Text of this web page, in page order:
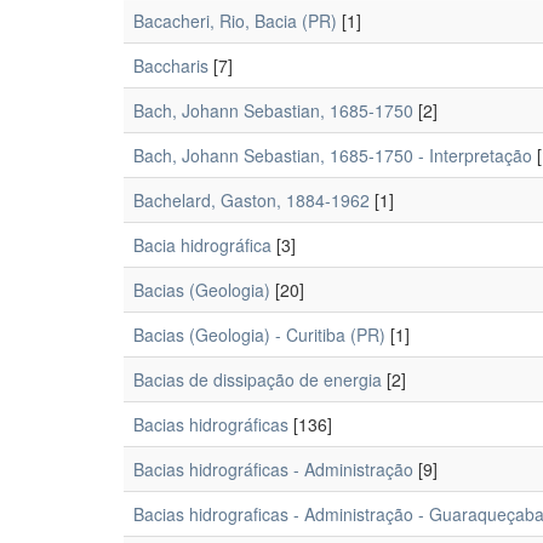
Bacacheri, Rio, Bacia (PR) [1]
Baccharis [7]
Bach, Johann Sebastian, 1685-1750 [2]
Bach, Johann Sebastian, 1685-1750 - Interpretação
Bachelard, Gaston, 1884-1962 [1]
Bacia hidrográfica [3]
Bacias (Geologia) [20]
Bacias (Geologia) - Curitiba (PR) [1]
Bacias de dissipação de energia [2]
Bacias hidrográficas [136]
Bacias hidrográficas - Administração [9]
Bacias hidrograficas - Administração -